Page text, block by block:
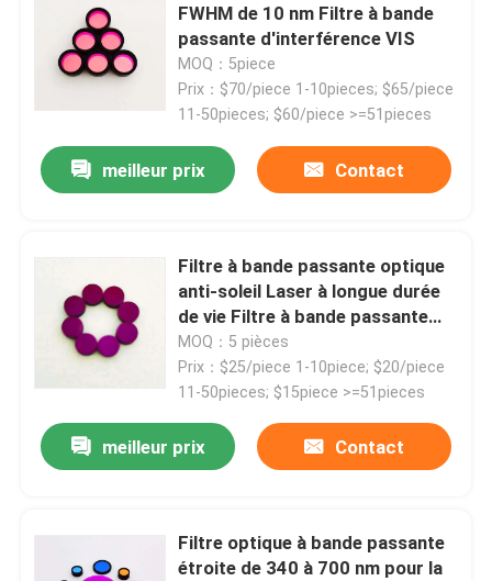
FWHM de 10 nm Filtre à bande
passante d'interférence VIS
MOQ：5piece
Prix：$70/piece 1-10pieces; $65/piece
11-50pieces; $60/piece >=51pieces
meilleur prix Contact
Filtre à bande passante optique
anti-soleil Laser à longue durée
de vie Filtre à bande passante
940 nm
MOQ：5 pièces
Prix：$25/piece 1-10piece; $20/piece
11-50pieces; $15piece >=51pieces
meilleur prix Contact
Filtre optique à bande passante
étroite de 340 à 700 nm pour la